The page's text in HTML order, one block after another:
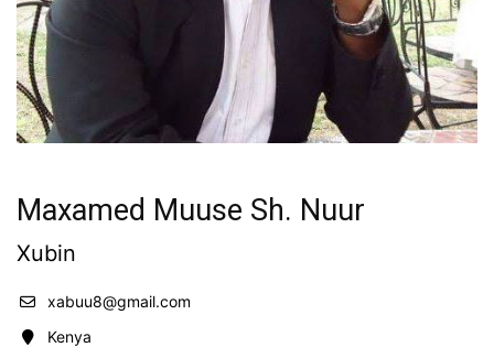
Maxamed Muuse Sh. Nuur
Xubin
xabuu8@gmail.com
Kenya